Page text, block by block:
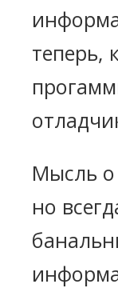
теперь,
Мысль о
но